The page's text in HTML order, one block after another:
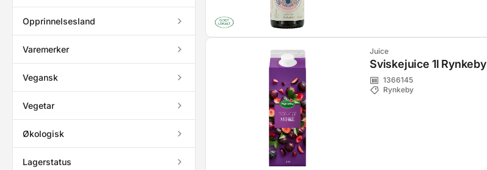
Opprinnelsesland
Varemerker
Vegansk
Vegetar
Økologisk
Lagerstatus
Juice
Sviskejuice 1l Rynkeby
1366145
Rynkeby